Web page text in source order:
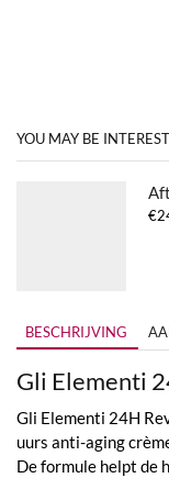
YOU MAY BE
€
BESCHRIJVING
Gli Elementi
Gli Elementi 24H
uurs anti-aging
De formule helpt de